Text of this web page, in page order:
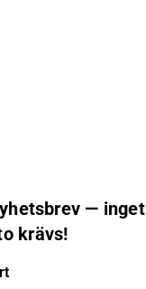
— inget
krävs!